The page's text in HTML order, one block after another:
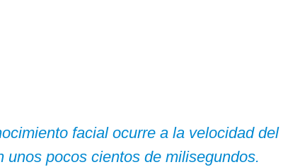
facial ocurre a la velocidad del
unos pocos cientos de milisegundos.